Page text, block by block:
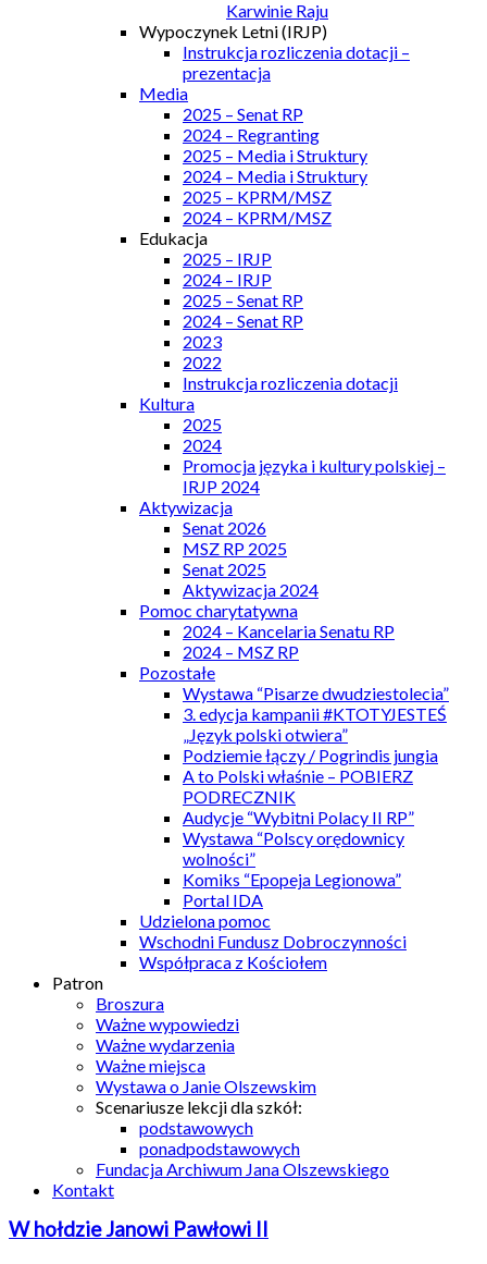
Karwinie Raju
Wypoczynek Letni (IRJP)
Instrukcja rozliczenia dotacji –
prezentacja
Media
2025 – Senat RP
2024 – Regranting
2025 – Media i Struktury
2024 – Media i Struktury
2025 – KPRM/MSZ
2024 – KPRM/MSZ
Edukacja
2025 – IRJP
2024 – IRJP
2025 – Senat RP
2024 – Senat RP
2023
2022
Instrukcja rozliczenia dotacji
Kultura
2025
2024
Promocja języka i kultury polskiej –
IRJP 2024
Aktywizacja
Senat 2026
MSZ RP 2025
Senat 2025
Aktywizacja 2024
Pomoc charytatywna
2024 – Kancelaria Senatu RP
2024 – MSZ RP
Pozostałe
Wystawa “Pisarze dwudziestolecia”
3. edycja kampanii #KTOTYJESTEŚ
„Język polski otwiera”
Podziemie łączy / Pogrindis jungia
A to Polski właśnie – POBIERZ
PODRECZNIK
Audycje “Wybitni Polacy II RP”
Wystawa “Polscy orędownicy
wolności”
Komiks “Epopeja Legionowa”
Portal IDA
Udzielona pomoc
Wschodni Fundusz Dobroczynności
Współpraca z Kościołem
Patron
Broszura
Ważne wypowiedzi
Ważne wydarzenia
Ważne miejsca
Wystawa o Janie Olszewskim
Scenariusze lekcji dla szkół:
podstawowych
ponadpodstawowych
Fundacja Archiwum Jana Olszewskiego
Kontakt
W hołdzie Janowi Pawłowi II